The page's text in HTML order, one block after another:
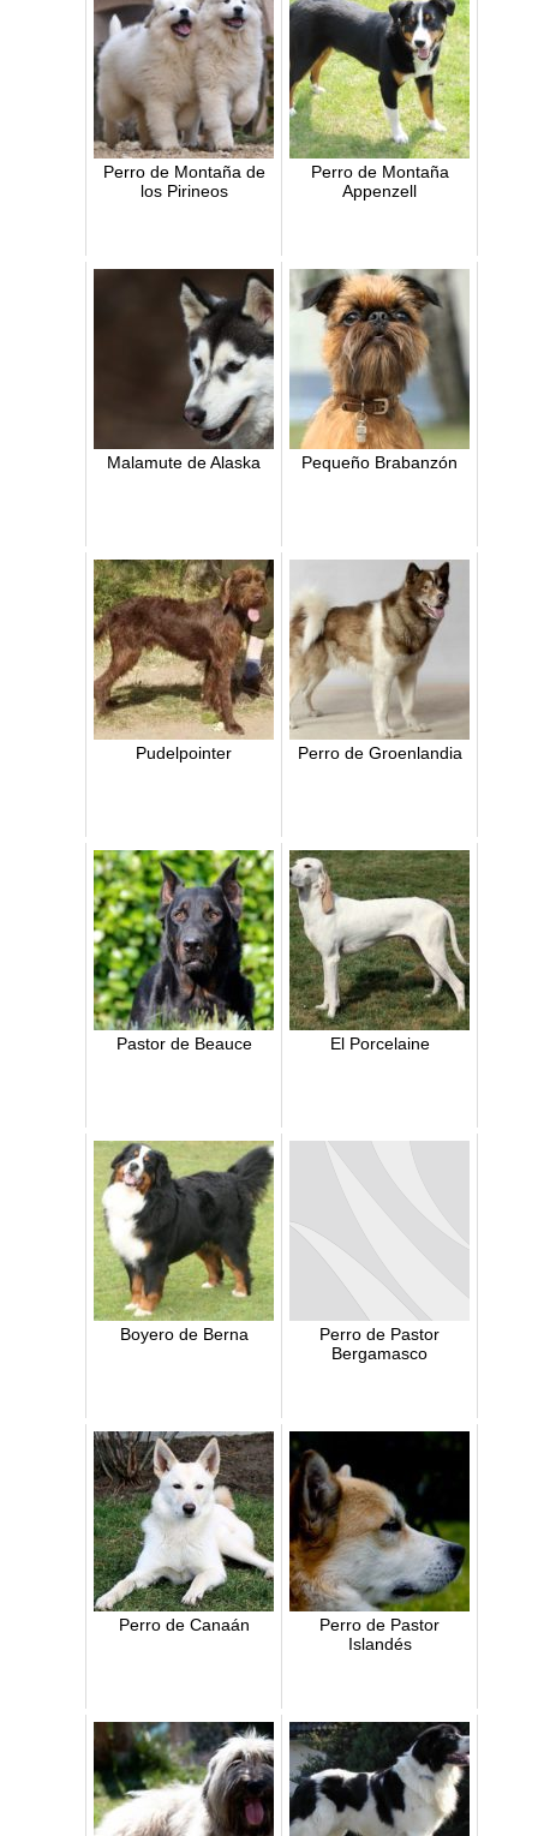
Perro de Montaña de
los Pirineos
Perro de Montaña
Appenzell
Malamute de Alaska Pequeño Brabanzón
Pudelpointer Perro de Groenlandia
Pastor de Beauce El Porcelaine
Boyero de Berna
Perro de Pastor
Bergamasco
Perro de Canaán
Perro de Pastor
Islandés